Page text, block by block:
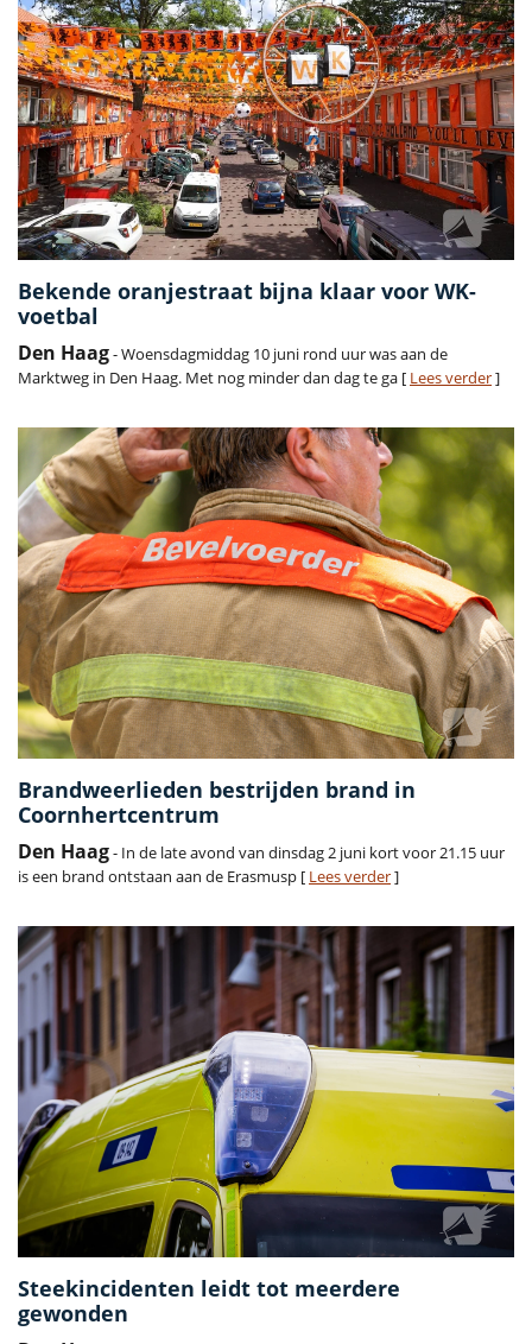
Bekende oranjestraat bijna klaar voor WK-
voetbal
Den Haag- Woensdagmiddag 10 juni rond uur was aan de
Marktweg in Den Haag. Met nog minder dan dag te ga [ Lees verder]
Brandweerlieden bestrijden brand in
Coornhertcentrum
Den Haag- In de late avond van dinsdag 2 juni kort voor 21.15 uur
is een brand ontstaan aan de Erasmusp [ Lees verder]
Steekincidenten leidt tot meerdere
gewonden